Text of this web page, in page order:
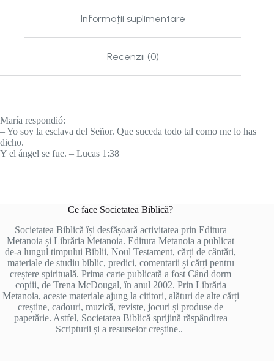
Informații suplimentare
Recenzii (0)
María respondió:
– Yo soy la esclava del Señor. Que suceda todo tal como me lo has
dicho.
Y el ángel se fue. – Lucas 1:38
Ce face Societatea Biblică?
Societatea Biblică își desfășoară activitatea prin Editura
Metanoia și Librăria Metanoia. Editura Metanoia a publicat
de-a lungul timpului Biblii, Noul Testament, cărți de cântări,
materiale de studiu biblic, predici, comentarii și cărți pentru
creștere spirituală. Prima carte publicată a fost Când dorm
copiii, de Trena McDougal, în anul 2002. Prin Librăria
Metanoia, aceste materiale ajung la cititori, alături de alte cărți
creștine, cadouri, muzică, reviste, jocuri și produse de
papetărie. Astfel, Societatea Biblică sprijină răspândirea
Scripturii și a resurselor creștine..